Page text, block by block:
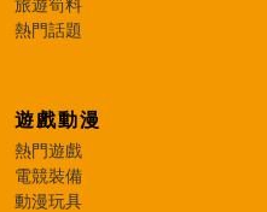
旅遊筍料
熱門話題
遊戲動漫
熱門遊戲
電競裝備
動漫玩具